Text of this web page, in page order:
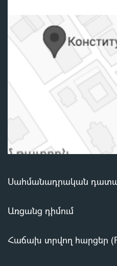
Սահմանադրական
Առցանց դիմում
Հաճախ տրվող հարցեր